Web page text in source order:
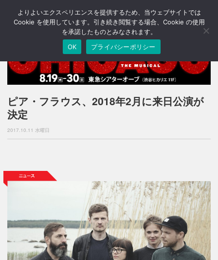
T
o
n
v
g
o
ピア・フラウス、2018年2月に来日公演が
決定
2017.10.11 水曜日
よりよいエクスペリエンスを提供するため、当ウェブサイトでは
Cookie を使用しています。引き続き閲覧する場合、Cookie の使用
を承諾したものとみなされます。
OK
プライバシーポリシー